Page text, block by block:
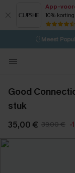
App-
10%
⚡️
🩱Meest
Good
stuk
35,00 € 39,00 € -